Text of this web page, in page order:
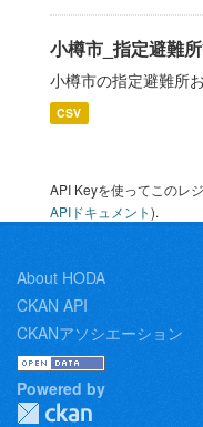
小樽市_指定避難
小樽市の指定避難所
CSV
API Keyを使ってこのレ
APIドキュメント).
About HODA
CKAN API
CKANアソシエーション
Powered by